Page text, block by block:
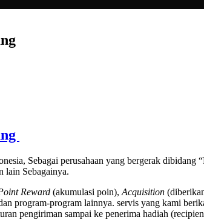
Sebagai perusahaan yang bergerak
lain Sebagainya.
Reward (akumulasi poin), Acquisition
program-program lainnya. servis yang kami
pengiriman sampai ke penerima hadiah